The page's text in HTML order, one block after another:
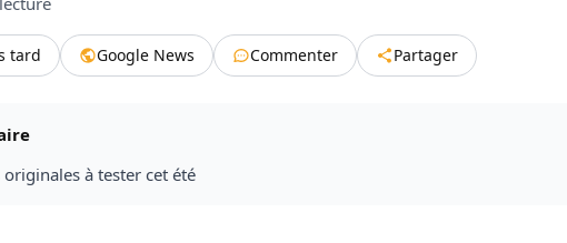
tard Google News Commenter Partager
originales à tester cet été